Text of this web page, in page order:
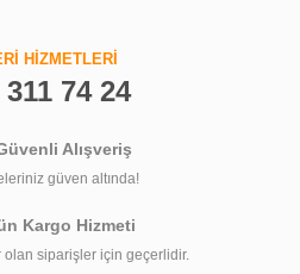
HİZMETLERİ
311 74 24
Alışveriş
güven altında!
Kargo Hizmeti
olan siparişler için geçerlidir.